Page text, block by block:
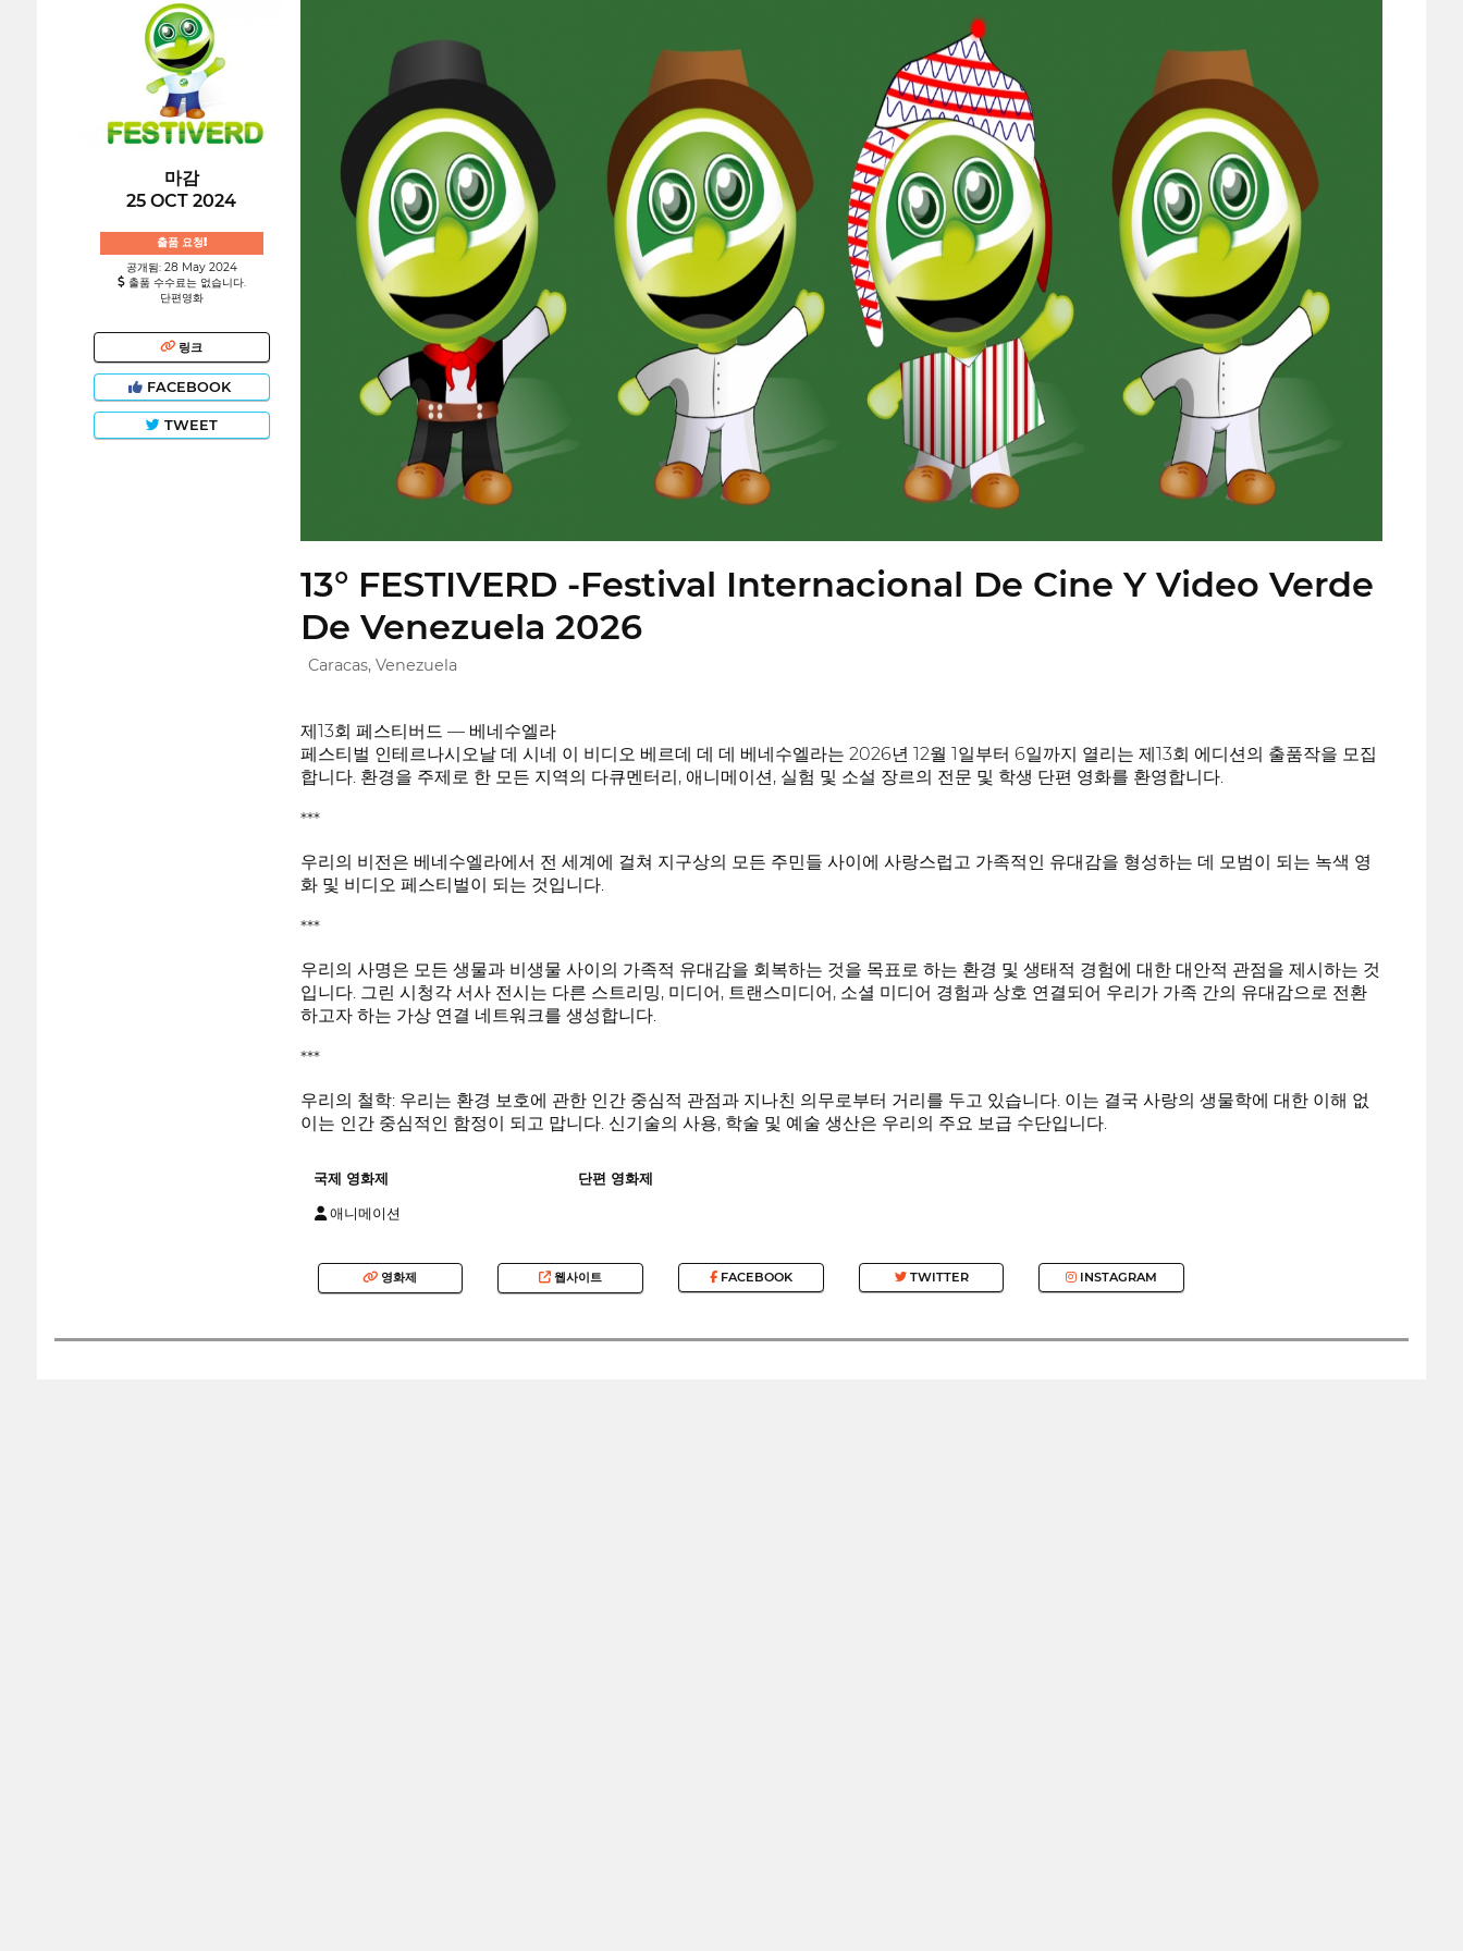
마감
25 OCT 2024
출품 요청!
공개됨: 28 May 2024
출품 수수료는 없습니다.
단편영화
링크
FACEBOOK
TWEET
13° FESTIVERD -Festival Internacional De Cine Y Video Verde
De Venezuela 2026
Caracas, Venezuela
제13회 페스티버드 — 베네수엘라
페스티벌 인테르나시오날 데 시네 이 비디오 베르데 데 데 베네수엘라는 2026년 12월 1일부터 6일까지 열리는 제13회 에디션의 출품작을 모집
합니다. 환경을 주제로 한 모든 지역의 다큐멘터리, 애니메이션, 실험 및 소설 장르의 전문 및 학생 단편 영화를 환영합니다.
***
우리의 비전은 베네수엘라에서 전 세계에 걸쳐 지구상의 모든 주민들 사이에 사랑스럽고 가족적인 유대감을 형성하는 데 모범이 되는 녹색 영
화 및 비디오 페스티벌이 되는 것입니다.
***
우리의 사명은 모든 생물과 비생물 사이의 가족적 유대감을 회복하는 것을 목표로 하는 환경 및 생태적 경험에 대한 대안적 관점을 제시하는 것
입니다. 그린 시청각 서사 전시는 다른 스트리밍, 미디어, 트랜스미디어, 소셜 미디어 경험과 상호 연결되어 우리가 가족 간의 유대감으로 전환
하고자 하는 가상 연결 네트워크를 생성합니다.
***
우리의 철학: 우리는 환경 보호에 관한 인간 중심적 관점과 지나친 의무로부터 거리를 두고 있습니다. 이는 결국 사랑의 생물학에 대한 이해 없
이는 인간 중심적인 함정이 되고 맙니다. 신기술의 사용, 학술 및 예술 생산은 우리의 주요 보급 수단입니다.
국제 영화제 단편 영화제
애니메이션
영화제 웹사이트 FACEBOOK TWITTER INSTAGRAM